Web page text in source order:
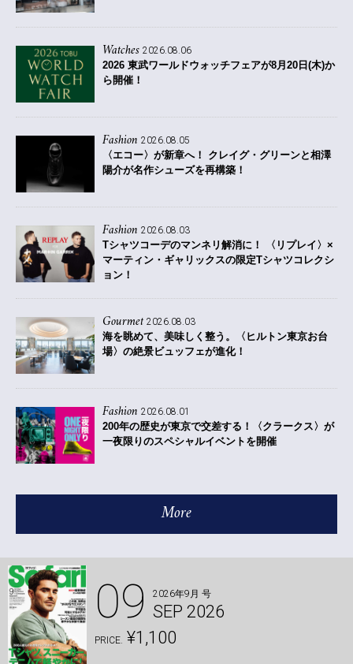
Watches 2026.08.06
2026 東武ワールドウォッチフェアが8月20日(木)か
ら開催！
Fashion 2026.08.05
〈エコー〉が新章へ！ クレイグ・グリーンと相澤
陽介が名作シューズを再構築！
Fashion 2026.08.03
Tシャツコーデのマンネリ解消に！ 〈リプレイ〉×
マーティン・ギャリックスの限定Tシャツコレクシ
ョン！
Gourmet 2026.08.03
海を眺めて、美味しく整う。〈ヒルトン東京お台
場〉の絶景ビュッフェが進化！
Fashion 2026.08.01
200年の歴史が東京で交差する！〈クラークス〉が
一夜限りのスペシャルイベントを開催
More
09 2026年9月 号
SEP 2026
PRICE. ¥1,100